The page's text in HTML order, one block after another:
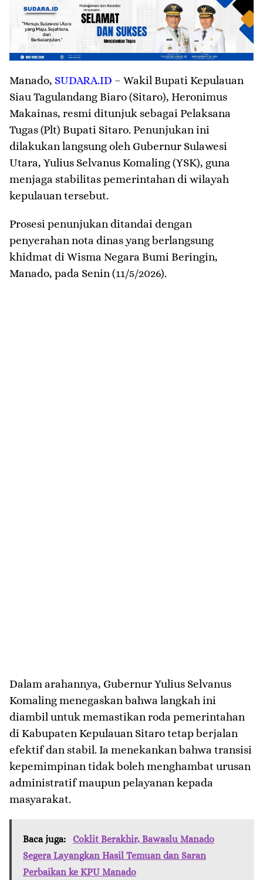
Manado, SUDARA.ID – Wakil Bupati Kepulauan
Siau Tagulandang Biaro (Sitaro), Heronimus
Makainas, resmi ditunjuk sebagai Pelaksana
Tugas (Plt) Bupati Sitaro. Penunjukan ini
dilakukan langsung oleh Gubernur Sulawesi
Utara, Yulius Selvanus Komaling (YSK), guna
menjaga stabilitas pemerintahan di wilayah
kepulauan tersebut.
​Prosesi penunjukan ditandai dengan
penyerahan nota dinas yang berlangsung
khidmat di Wisma Negara Bumi Beringin,
Manado, pada Senin (11/5/2026).
​Dalam arahannya, Gubernur Yulius Selvanus
Komaling menegaskan bahwa langkah ini
diambil untuk memastikan roda pemerintahan
di Kabupaten Kepulauan Sitaro tetap berjalan
efektif dan stabil. Ia menekankan bahwa transisi
kepemimpinan tidak boleh menghambat urusan
administratif maupun pelayanan kepada
masyarakat.
Baca juga:
Coklit Berakhir, Bawaslu Manado
Segera Layangkan Hasil Temuan dan Saran
Perbaikan ke KPU Manado